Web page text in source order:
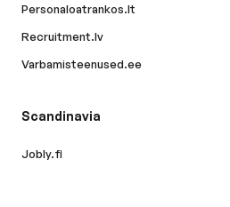
Personaloatrankos.lt
Recruitment.lv
Varbamisteenused.ee
Scandinavia
Jobly.fi